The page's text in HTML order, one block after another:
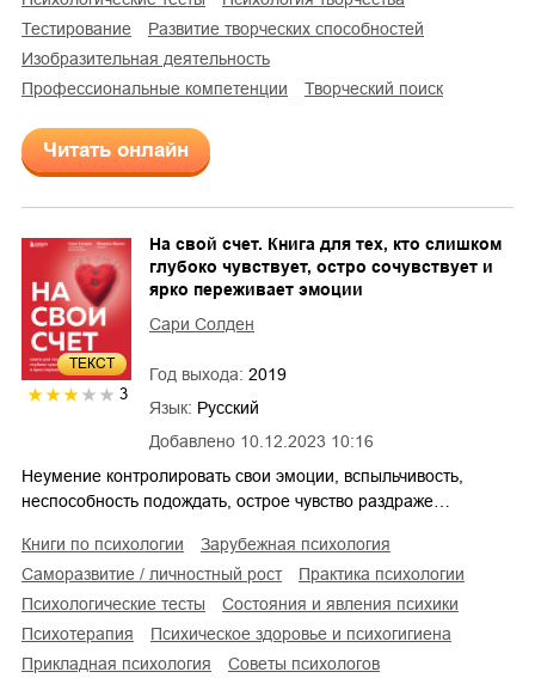
тестирование
развитие творческих способностей
изобразительная деятельность
профессиональные компетенции
творческий поиск
Читать онлайн
ТЕКСТ
3
Добавлено 10.12.2023 10:16
На свой счет. Книга для тех, кто слишком
глубоко чувствует, остро сочувствует и
ярко переживает эмоции
Сари Солден
Год выхода: 2019
Язык: Русский
Неумение контролировать свои эмоции, вспыльчивость,
неспособность подождать, острое чувство раздраже…
книги по психологии
зарубежная психология
саморазвитие / личностный рост
практика психологии
психологические тесты
состояния и явления психики
психотерапия
психическое здоровье и психогигиена
прикладная психология
советы психологов